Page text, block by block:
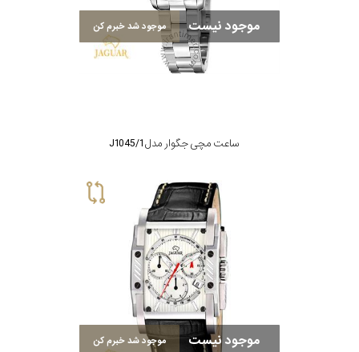
موجود نیست موجود شد خبرم کن
ساعت مچی جگوار مدل J1045/1
موجود نیست موجود شد خبرم کن